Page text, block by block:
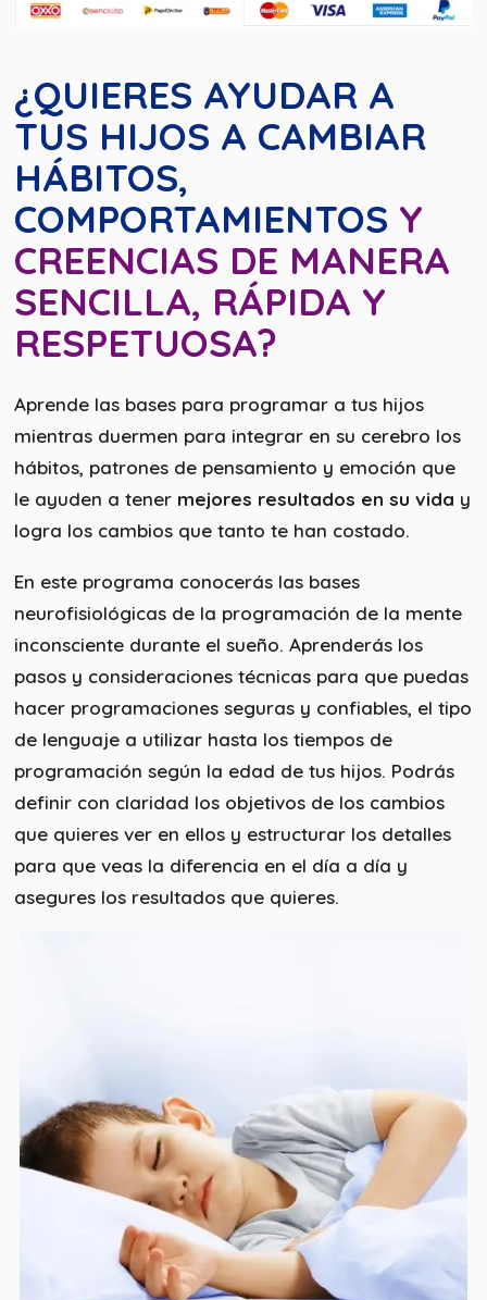
¿QUIERES AYUDAR A
TUS HIJOS A CAMBIAR
HÁBITOS,
COMPORTAMIENTOS Y
CREENCIAS DE MANERA
SENCILLA, RÁPIDA Y
RESPETUOSA?
Aprende las bases para programar a tus hijos
mientras duermen para integrar en su cerebro los
hábitos, patrones de pensamiento y emoción que
le ayuden a tener mejores resultados en su vida y
logra los cambios que tanto te han costado.
En este programa conocerás las bases
neurofisiológicas de la programación de la mente
inconsciente durante el sueño. Aprenderás los
pasos y consideraciones técnicas para que puedas
hacer programaciones seguras y confiables, el tipo
de lenguaje a utilizar hasta los tiempos de
programación según la edad de tus hijos. Podrás
definir con claridad los objetivos de los cambios
que quieres ver en ellos y estructurar los detalles
para que veas la diferencia en el día a día y
asegures los resultados que quieres.